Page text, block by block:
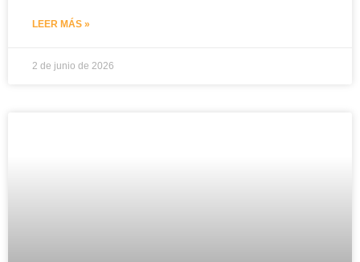
LEER MÁS »
2 de junio de 2026